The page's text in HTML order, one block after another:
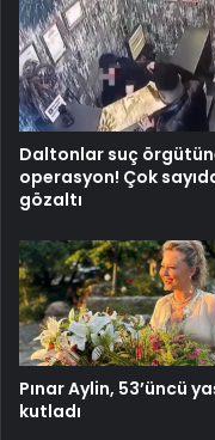
Daltonlar suç
operasyon! Çok
gözaltı
Pınar Aylin, 53’üncü
kutladı